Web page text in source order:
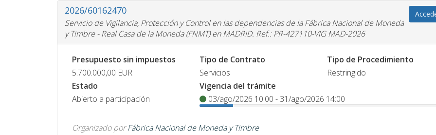
2026/60162470
Servicio de Vigilancia, Protección y Control en las dependencias de la Fábrica Nacional de Moneda
y Timbre - Real Casa de la Moneda (FNMT) en MADRID. Ref.: PR-427110-VIG MAD-2026
Presupuesto sin impuestos
5.700.000,00 EUR
Tipo de Contrato
Servicios
Tipo de Procedimiento
Restringido
Estado
Abierto a participación
Vigencia del trámite
03/ago/2026 10:00 - 31/ago/2026 14:00
Organizado por Fábrica Nacional de Moneda y Timbre